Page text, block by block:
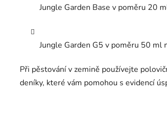
Jungle Garden Base v poměru 20
Jungle Garden G5 v poměru 50 ml
Při pěstování v zemině používejte
deníky, které vám pomohou s evidencí